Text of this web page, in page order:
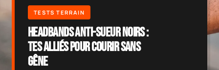
Headbands Anti-Sueur Noirs :
Tes Alliés pour Courir Sans
Gêne